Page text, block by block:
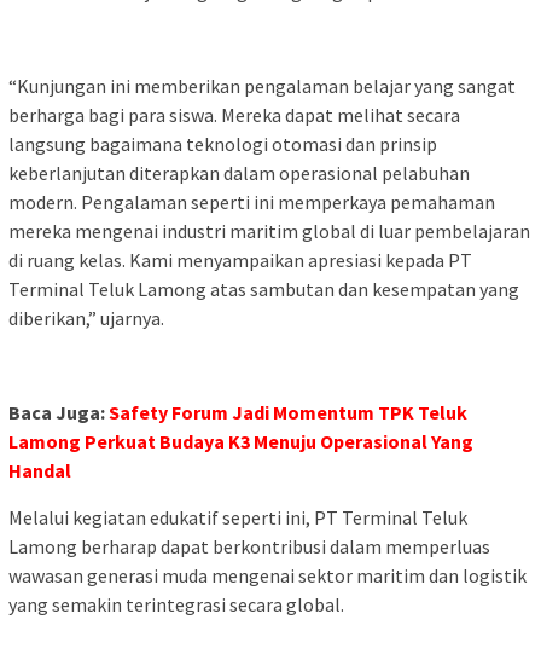
“Kunjungan ini memberikan pengalaman belajar yang sangat
berharga bagi para siswa. Mereka dapat melihat secara
langsung bagaimana teknologi otomasi dan prinsip
keberlanjutan diterapkan dalam operasional pelabuhan
modern. Pengalaman seperti ini memperkaya pemahaman
mereka mengenai industri maritim global di luar pembelajaran
di ruang kelas. Kami menyampaikan apresiasi kepada PT
Terminal Teluk Lamong atas sambutan dan kesempatan yang
diberikan,” ujarnya.
Baca Juga:Safety Forum Jadi Momentum TPK Teluk
Lamong Perkuat Budaya K3 Menuju Operasional Yang
Handal
Melalui kegiatan edukatif seperti ini, PT Terminal Teluk
Lamong berharap dapat berkontribusi dalam memperluas
wawasan generasi muda mengenai sektor maritim dan logistik
yang semakin terintegrasi secara global.